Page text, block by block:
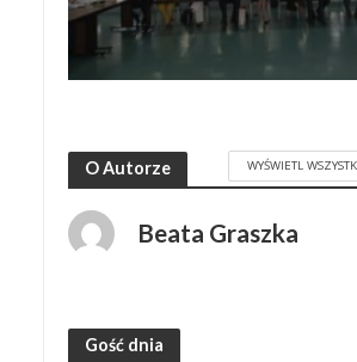
O Autorze WYŚWIETL
Beata Graszka
Gość dnia